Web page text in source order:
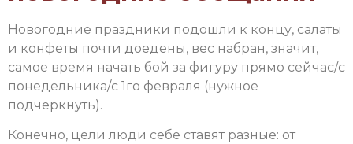
Новогодние праздники подошли к концу, салаты
и конфеты почти доедены, вес набран, значит,
самое время начать бой за фигуру прямо сейчас/с
понедельника/с 1го февраля (нужное
подчеркнуть).
Конечно, цели люди себе ставят разные: от